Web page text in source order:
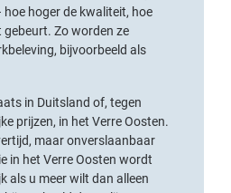
hoger de kwaliteit, hoe
Zo worden ze
bijvoorbeeld als
in Duitsland of, tegen
prijzen, in het Verre Oosten.
maar onverslaanbaar
in het Verre Oosten wordt
als u meer wilt dan alleen